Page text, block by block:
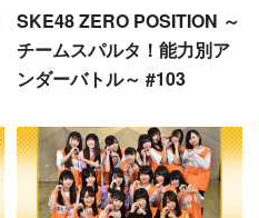
SKE48 ZERO POSITION ～
チームスパルタ！能力別ア
ンダーバトル～ #103